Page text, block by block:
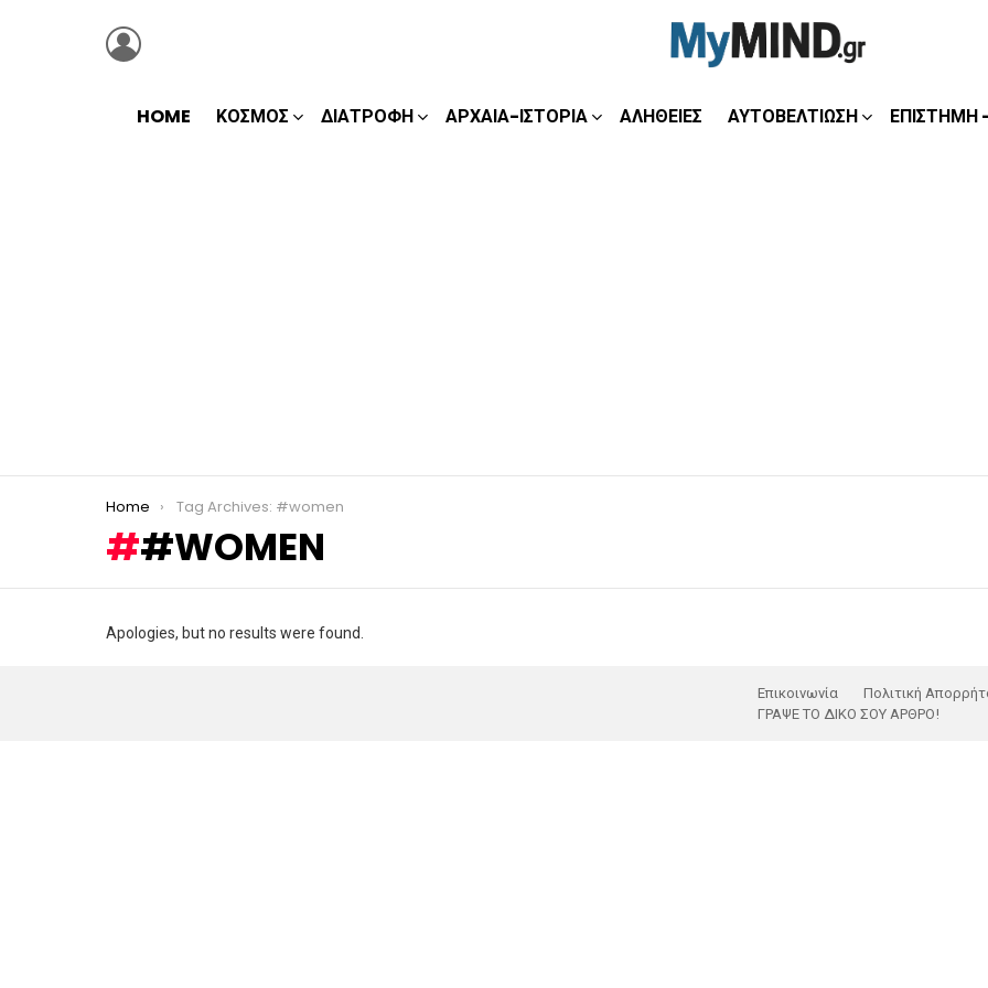
HOME ΚΌΣΜΟΣ ΔΙΑΤΡΟΦΉ ΑΡΧΑΊΑ-ΙΣΤΟΡΊΑ ΑΛΉΘΕΙΕΣ ΑΥΤΟΒΕΛΤΊΩΣΗ ΕΠΙΣΤΉΜΗ
You are here:
Home Tag Archives: #women
#WOMEN
Apologies, but no results were found.
Επικοινωνία Πολιτική
ΓΡΑΨΕ ΤΟ ΔΙΚΟ ΣΟΥ ΑΡΘΡΟ!